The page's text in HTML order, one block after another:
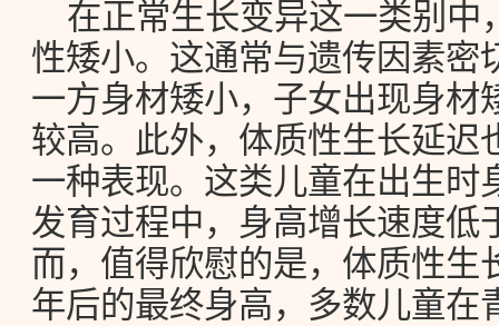
在正常生长变异这一类别中
性矮小。这通常与遗传因素密
一方身材矮小，子女出现身材
较高。此外，体质性生长延迟
一种表现。这类儿童在出生时
发育过程中，身高增长速度低
而，值得欣慰的是，体质性生
年后的最终身高，多数儿童在